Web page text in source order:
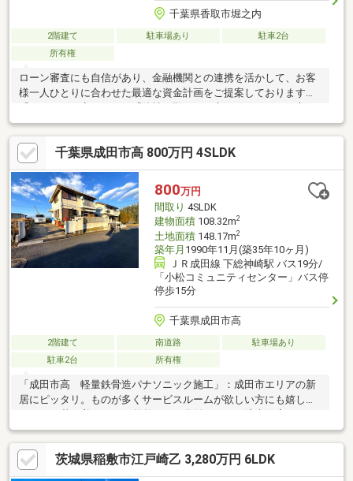
千葉県香取市堀之内
2階建て 駐車場あり
駐車2台
所有権
ローン審査にも自信があり、金融機関との連携を活かして、お客
様一人ひとりに合わせた最適な資金計画をご提案しております。
も、ぜひ一度ご相談ください。また、提携リフォーム業者による
リフォーム・リノベーション提案も可能です。購入後の住まいづ
くりはもちろん、売却前の資産価値向上まで幅広くサポートいた
します。「購入・売却・リフォーム」をワンストップで対応し、
お客様に安心してお任せいただけるよう全力でサポートいたしま
す。
千葉県成田市高 800万円 4SLDK
800万円
間取り 4SLDK
建物面積108.32m2
土地面積148.17m2
築年月 1990年11月(築35年10ヶ月)
ＪＲ成田線 下総神崎駅 バス19分/
「小松コミュニティセンター」バス停
停歩15分
千葉県成田市高
2階建て 南道路
駐車場あり
駐車2台
所有権
「成田市高 軽量鉄骨造パナソニック施工」：成田市エリアの新
居にピッタリ。ものが多くサービスルームが欲しい方にも嬉しい
設備や間取りを自由に選ぶことができます。ついつい後回しにな
る掃除。フローリングなら楽々です。設備や周辺環境が整ってい
る中古戸建てはいかがでしょうか。108.32平米程の建物面積でス
ペースも十分。
茨城県稲敷市江戸崎乙 3,280万円 6LDK